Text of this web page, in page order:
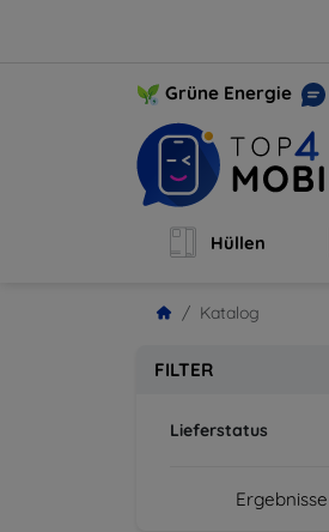
Grüne Energie
Hüllen
Katalog
FILTER
Lieferstatus
Ergebnisse